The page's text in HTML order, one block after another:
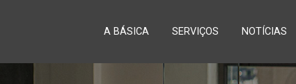
A BÁSICA SERVIÇOS NOTÍCIAS